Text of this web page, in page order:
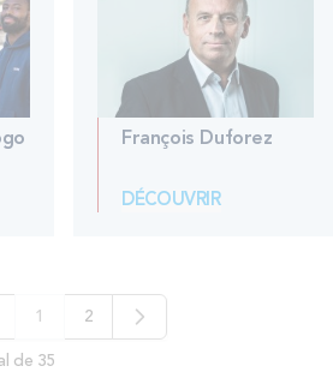
François Duforez
DÉCOUVRIR
de 35
Vous lisez actuellement la page
1
Page
2